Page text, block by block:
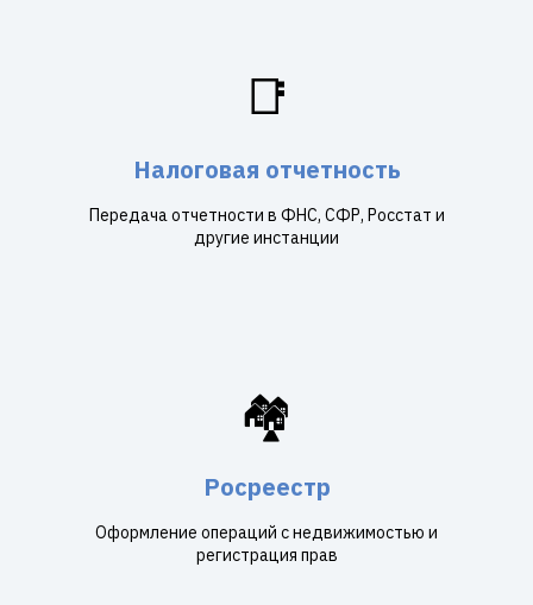
📑
Налоговая отчетность
Передача отчетности в ФНС, СФР, Росстат и
другие инстанции
🏘️
Росреестр
Оформление операций с недвижимостью и
регистрация прав